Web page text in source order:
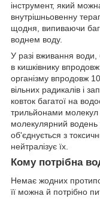
інструмент, який
внутрішньовенну
щодня, випиваючи
воднем воду.
У разі вживання води,
в кишківнику
організму впродовж
вільних радикалів і
ковток багатої на
трильйонами
молекулярний водень
об'єднується з
нейтралізує їх.
Кому потрібна
Немає жодних
її можна й потрібно